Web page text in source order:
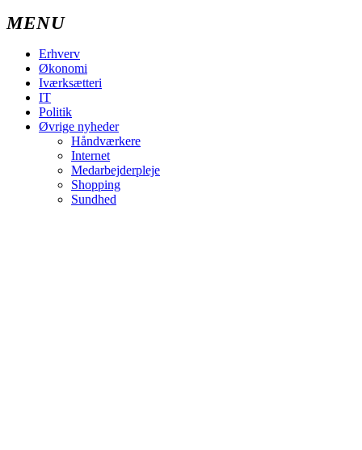
Erhverv
Økonomi
Iværksætteri
IT
Politik
Øvrige nyheder
Håndværkere
Internet
Medarbejderpleje
Shopping
Sundhed